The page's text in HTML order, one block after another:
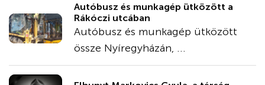
Autóbusz és munkagép ütközött a
Rákóczi utcában
Autóbusz és munkagép ütközött
össze Nyíregyházán, ...